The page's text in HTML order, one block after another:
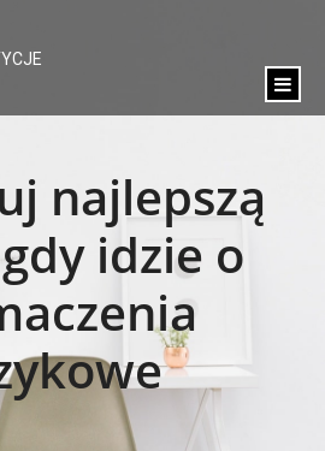
najlepszą
idzie o